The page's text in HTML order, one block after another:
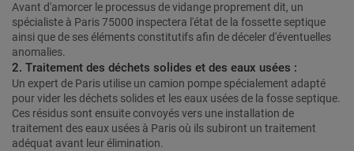
Avant d'amorcer le processus de vidange proprement dit, un
spécialiste à Paris 75000 inspectera l'état de la fossette septique
ainsi que de ses éléments constitutifs afin de déceler d'éventuelles
anomalies.
2. Traitement des déchets solides et des eaux usées :
Un expert de Paris utilise un camion pompe spécialement adapté
pour vider les déchets solides et les eaux usées de la fosse septique.
Ces résidus sont ensuite convoyés vers une installation de
traitement des eaux usées à Paris où ils subiront un traitement
adéquat avant leur élimination.